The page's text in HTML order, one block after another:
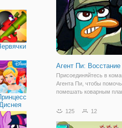
Диснея
Агент Пи:
Присоединяйтесь в
Агента Пи, чтобы
помешать коварным
Шпиона" - это
стрелялки в стиле
125 12